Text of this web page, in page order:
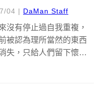
04 | DaMan Staff
沒有停止過自我重複，
被認為理所當然的東西
失，只給人們留下懷